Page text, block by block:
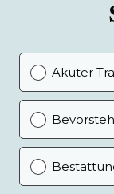
Akuter